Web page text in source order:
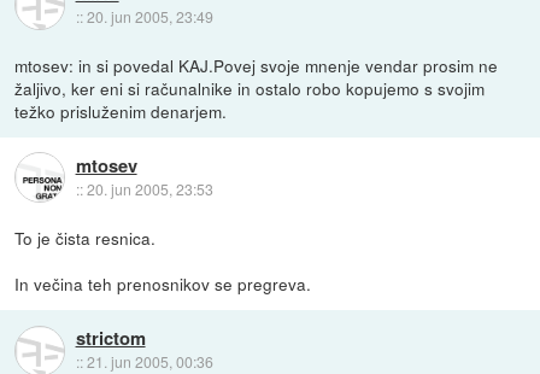
::20. jun 2005, 23:49
mtosev: in si povedal KAJ.Povej svoje mnenje vendar prosim ne
žaljivo, ker eni si računalnike in ostalo robo kopujemo s svojim
težko prisluženim denarjem.
mtosev
::20. jun 2005, 23:53
To je čista resnica.
In večina teh prenosnikov se pregreva.
strictom
::21. jun 2005, 00:36